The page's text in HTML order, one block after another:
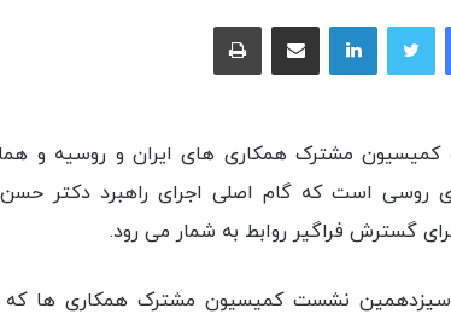
فیسبوک لینکداین
کمیسیون مشترک همکاری های ایران و روسیه و
دو جانبه با حضور هیات ۵۹۰ نفری روسی است که گام اصلی اجرای راهبرد
گسترش فراگیر روابط به شمار می رود.
سیزدهمین نشست کمیسیون مشترک همکاری ها که